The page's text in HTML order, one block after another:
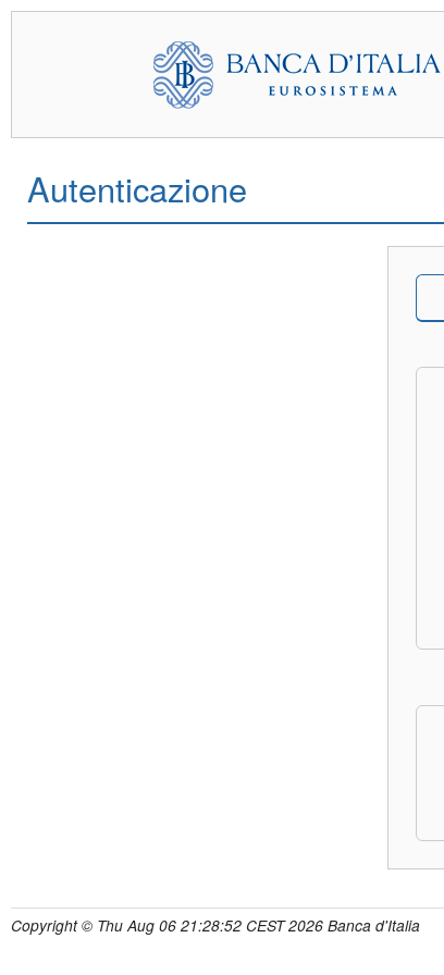
Autenticazione
Copyright © Thu Aug 06 21:28:52 CEST 2026 Banca d'Italia